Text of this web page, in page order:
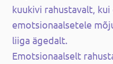
kuukivi rahustavalt,
emotsionaalsetele
liiga ägedalt.
Emotsionaalselt